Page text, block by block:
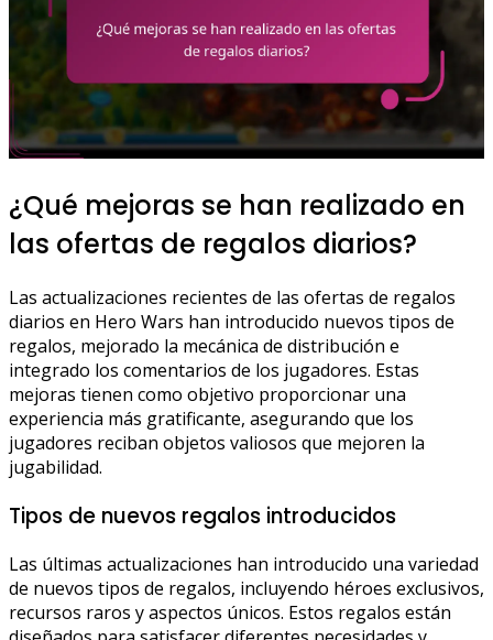
¿Qué mejoras se han realizado en
las ofertas de regalos diarios?
Las actualizaciones recientes de las ofertas de regalos
diarios en Hero Wars han introducido nuevos tipos de
regalos, mejorado la mecánica de distribución e
integrado los comentarios de los jugadores. Estas
mejoras tienen como objetivo proporcionar una
experiencia más gratificante, asegurando que los
jugadores reciban objetos valiosos que mejoren la
jugabilidad.
Tipos de nuevos regalos introducidos
Las últimas actualizaciones han introducido una variedad
de nuevos tipos de regalos, incluyendo héroes exclusivos,
recursos raros y aspectos únicos. Estos regalos están